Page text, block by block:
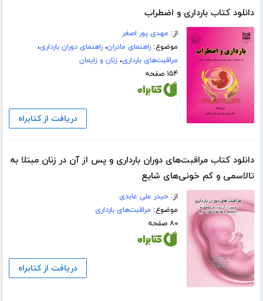
دانلود کتاب بارداری و اضطراب
از: مهدی پور اصغر
موضوع:راهنمای مادران،راهنمای دوران بارداری،
مراقبت‌های بارداری،زنان و زایمان
۱۵۴ صفحه
دریافت از کتابراه
دانلود کتاب مراقبت‌های دوران بارداری و پس از آن در زنان مبتلا به
تالاسمی و کم خونی‌های شایع
از:حیدر علی عابدی
موضوع: مراقبت‌های بارداری
۸۰ صفحه
دریافت از کتابراه